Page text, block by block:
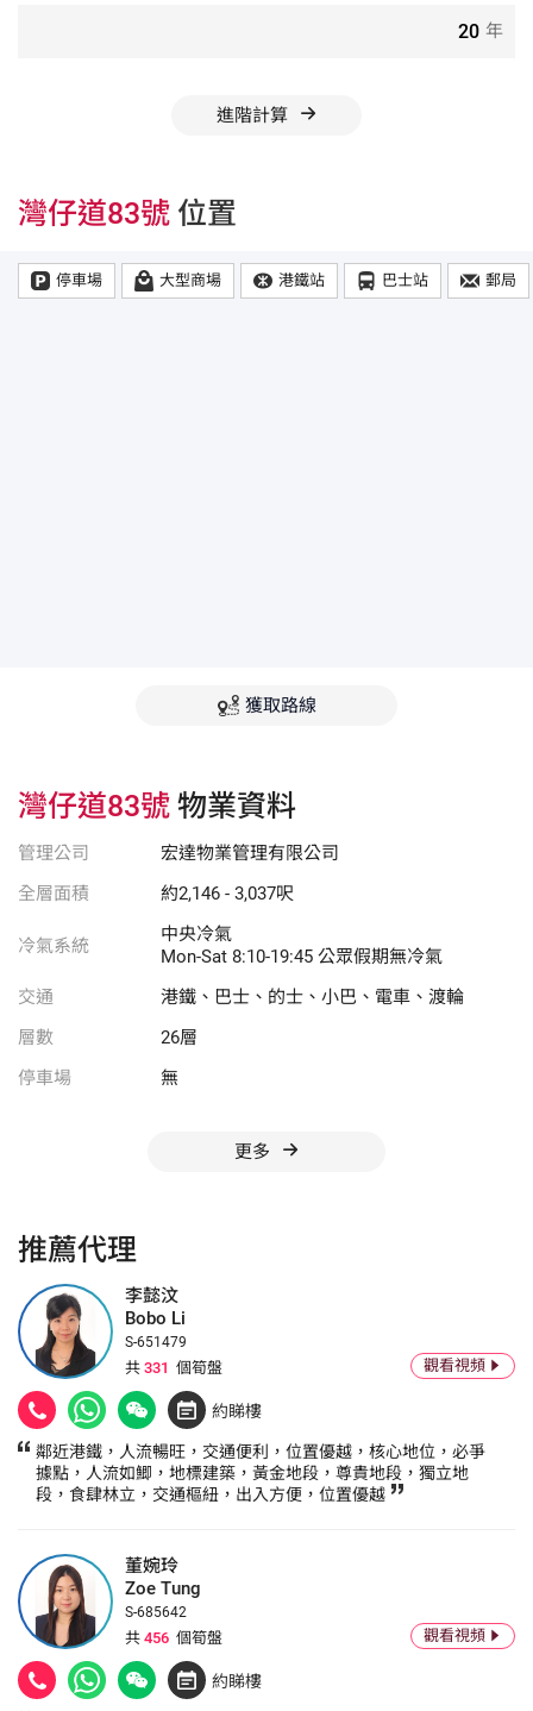
年
進階計算
灣仔道83號 位置
停車場 大型商場 港鐵站 巴士站 郵局
獲取路線
推薦代理
李懿汶
Bobo Li
S-651479
共 331 個筍盤 觀看視頻
約睇樓
鄰近港鐵，人流暢旺，交通便利，位置優越，核心地位，必爭
據點，人流如鯽，地標建築，黃金地段，尊貴地段，獨立地
段，食肆林立，交通樞紐，出入方便，位置優越
董婉玲
Zoe Tung
S-685642
共 456 個筍盤 觀看視頻
約睇樓
灣仔道83號 物業資料
管理公司
宏達物業管理有限公司
全層面積
約2,146 - 3,037呎
冷氣系統
中央冷氣
Mon-Sat 8:10-19:45 公眾假期無冷氣
交通
港鐵、巴士、的士、小巴、電車、渡輪
層數
26層
停車場
無
更多